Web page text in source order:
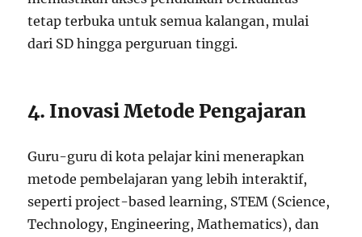
tetap terbuka untuk semua kalangan, mulai
dari SD hingga perguruan tinggi.
4. Inovasi Metode Pengajaran
Guru-guru di kota pelajar kini menerapkan
metode pembelajaran yang lebih interaktif,
seperti project-based learning, STEM (Science,
Technology, Engineering, Mathematics), dan